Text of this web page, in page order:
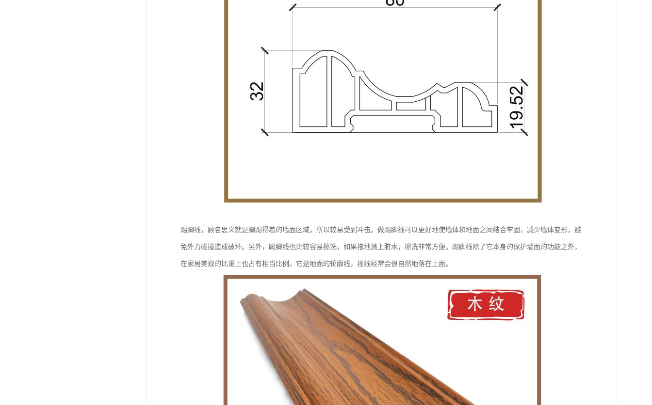
踢脚线，顾名思义就是脚踢得着的墙面区域，所以较易受到冲击。做踢脚线可以更好地使墙体和地面之间结合牢固，减少墙体变形，避
免外力碰撞造成破坏。另外，踢脚线也比较容易擦洗，如果拖地溅上脏水，擦洗非常方便。踢脚线除了它本身的保护墙面的功能之外，
在家居美观的比重上也占有相当比例。它是地面的轮廓线，视线经常会很自然地落在上面。